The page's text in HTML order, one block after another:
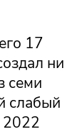
17
ни
семи
слабый
2022